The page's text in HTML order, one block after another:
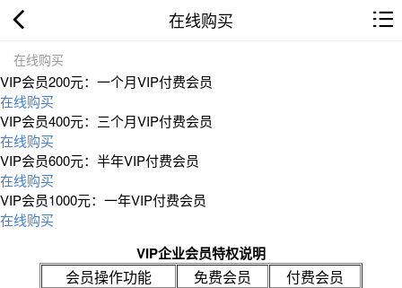
在线购买
在线购买
VIP会员200元：一个月VIP付费会员
在线购买
VIP会员400元：三个月VIP付费会员
在线购买
VIP会员600元：半年VIP付费会员
在线购买
VIP会员1000元：一年VIP付费会员
在线购买
VIP企业会员特权说明
会员操作功能 免费会员
付费会员